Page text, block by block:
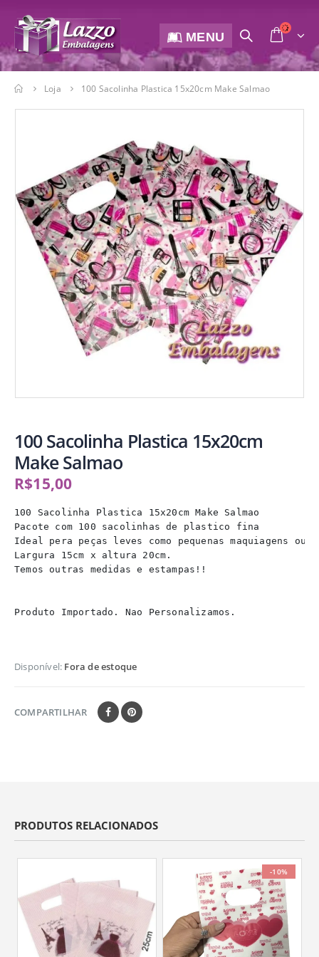
MENU
Loja 100 Sacolinha Plastica 15x20cm Make Salmao
100 Sacolinha Plastica 15x20cm
Make Salmao
R$15,00
100 Sacolinha Plastica 15x20cm Make Salmao
Pacote com 100 sacolinhas de plastico fina
Ideal pera peças leves como pequenas maquiagens
Largura 15cm x altura 20cm.
Temos outras medidas e estampas!!
Produto Importado. Nao Personalizamos.
Disponível: Fora de estoque
COMPARTILHAR
PRODUTOS RELACIONADOS
-10%